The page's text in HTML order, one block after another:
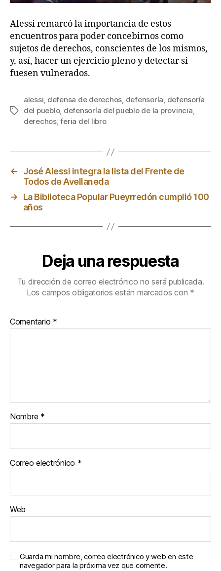
Alessi remarcó la importancia de estos
encuentros para poder concebirnos como
sujetos de derechos, conscientes de los mismos,
y, así, hacer un ejercicio pleno y detectar si
fuesen vulnerados.
Etiquetas
alessi, defensa de derechos, defensoría, defensoría
del pueblo, defensoría del pueblo de la provincia,
derechos,feria del libro
←
José Alessi integra la lista del Frente de
Todos de Avellaneda
→
La Biblioteca Popular Pueyrredón cumplió 100
años
Deja una respuesta
Tu dirección de correo electrónico no será publicada.
Los campos obligatorios están marcados con *
Comentario *
Nombre *
Correo electrónico *
Web
Guarda mi nombre, correo electrónico y web en este
navegador para la próxima vez que comente.